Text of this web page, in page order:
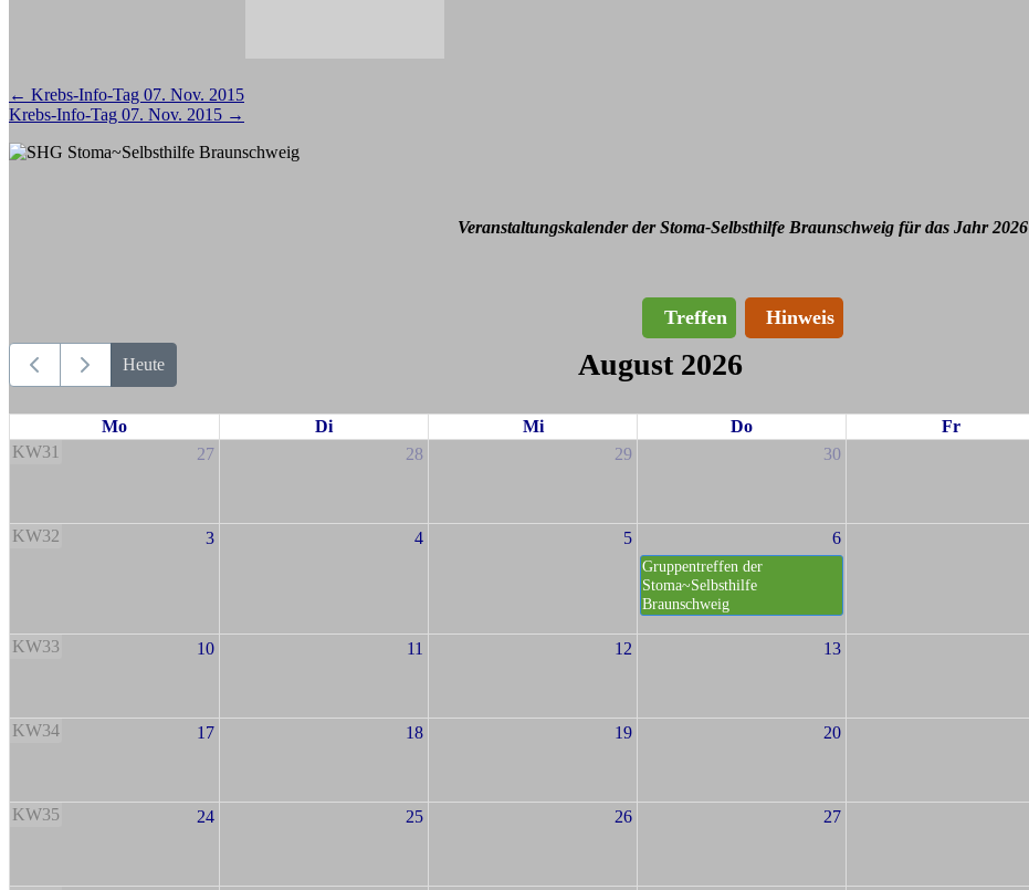
Beitragsnavigation
← Krebs-Info-Tag 07. Nov. 2015
Krebs-Info-Tag 07. Nov. 2015 →
Veranstaltungskalender der Stoma-Selbsthilfe Braunschweig für das Jahr 2026
Treffen Hinweis
Heute August 2026
Mo Di Mi Do Fr
KW31
27 28 29 30
KW32 3 4 5 6
Gruppentreffen der
Stoma~Selbsthilfe
Braunschweig
KW33 10 11 12 13
KW34 17 18 19 20
KW35 24 25 26 27